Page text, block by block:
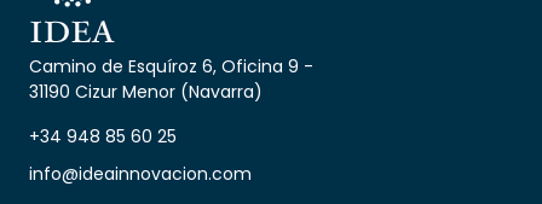
Camino de Esquíroz 6, Oficina 9 -
31190 Cizur Menor (Navarra)
+34 948 85 60 25
info@ideainnovacion.com